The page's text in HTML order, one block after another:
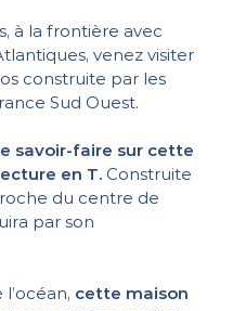
à la frontière avec
venez visiter
construite par les
Sud Ouest.
savoir-faire sur cette
en T. Construite
du centre de
par son
cette maison